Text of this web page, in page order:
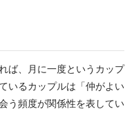
ば、月に一度というカップ
いるカップルは「仲がよい
う頻度が関係性を表してい